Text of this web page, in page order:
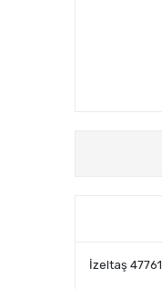
İzeltaş